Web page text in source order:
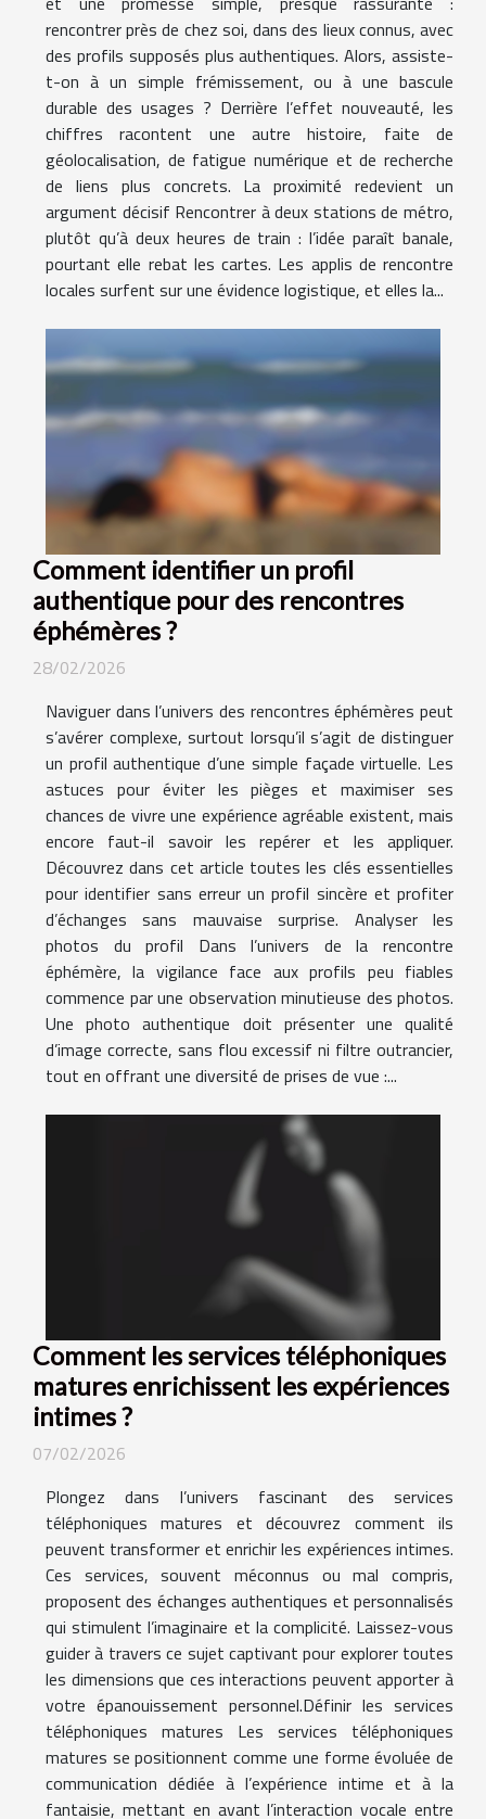
rencontrer près de chez soi, dans des lieux connus, avec
des profils supposés plus authentiques. Alors, assiste-
t-on à un simple frémissement, ou à une bascule
durable des usages ? Derrière l’effet nouveauté, les
chiffres racontent une autre histoire, faite de
géolocalisation, de fatigue numérique et de recherche
de liens plus concrets. La proximité redevient un
argument décisif Rencontrer à deux stations de métro,
plutôt qu’à deux heures de train : l’idée paraît banale,
pourtant elle rebat les cartes. Les applis de rencontre
locales surfent sur une évidence logistique, et elles la...
Comment identifier un profil
authentique pour des rencontres
éphémères ?
28/02/2026
Naviguer dans l’univers des rencontres éphémères peut
s’avérer complexe, surtout lorsqu’il s’agit de distinguer
un profil authentique d’une simple façade virtuelle. Les
astuces pour éviter les pièges et maximiser ses
chances de vivre une expérience agréable existent, mais
encore faut-il savoir les repérer et les appliquer.
Découvrez dans cet article toutes les clés essentielles
pour identifier sans erreur un profil sincère et profiter
d’échanges sans mauvaise surprise. Analyser les
photos du profil Dans l’univers de la rencontre
éphémère, la vigilance face aux profils peu fiables
commence par une observation minutieuse des photos.
Une photo authentique doit présenter une qualité
d’image correcte, sans flou excessif ni filtre outrancier,
tout en offrant une diversité de prises de vue :...
Comment les services téléphoniques
matures enrichissent les expériences
intimes ?
07/02/2026
Plongez dans l’univers fascinant des services
téléphoniques matures et découvrez comment ils
peuvent transformer et enrichir les expériences intimes.
Ces services, souvent méconnus ou mal compris,
proposent des échanges authentiques et personnalisés
qui stimulent l’imaginaire et la complicité. Laissez-vous
guider à travers ce sujet captivant pour explorer toutes
les dimensions que ces interactions peuvent apporter à
votre épanouissement personnel.Définir les services
téléphoniques matures Les services téléphoniques
matures se positionnent comme une forme évoluée de
communication dédiée à l’expérience intime et à la
fantaisie, mettant en avant l’interaction vocale entre